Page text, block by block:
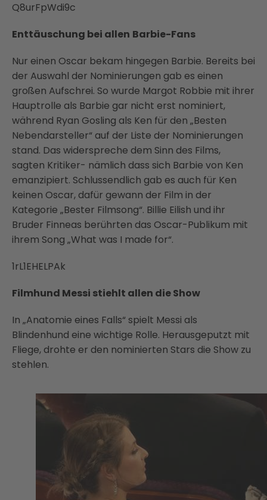
Q8urFpWdi9c
Enttäuschung bei allen Barbie-Fans
Nur einen Oscar bekam hingegen Barbie. Bereits bei
der Auswahl der Nominierungen gab es einen
großen Aufschrei. So wurde Margot Robbie mit ihrer
Hauptrolle als Barbie gar nicht erst nominiert,
während Ryan Gosling als Ken für den „Besten
Nebendarsteller“ auf der Liste der Nominierungen
stand. Das widerspreche dem Sinn des Films,
sagten Kritiker- nämlich dass sich Barbie von Ken
emanzipiert. Schlussendlich gab es auch für Ken
keinen Oscar, dafür gewann der Film in der
Kategorie „Bester Filmsong“. Billie Eilish und ihr
Bruder Finneas berührten das Oscar-Publikum mit
ihrem Song „What was I made for“.
1rL1EHELPAk
Filmhund Messi stiehlt allen die Show
In „Anatomie eines Falls“ spielt Messi als
Blindenhund eine wichtige Rolle. Herausgeputzt mit
Fliege, drohte er den nominierten Stars die Show zu
stehlen.